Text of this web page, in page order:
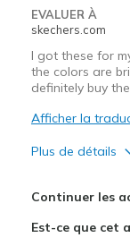
EVALUER À
skechers.com
I got these for
the colors are
definitely buy
Afficher la
Plus de détails
Continuer les
Est-ce que cet